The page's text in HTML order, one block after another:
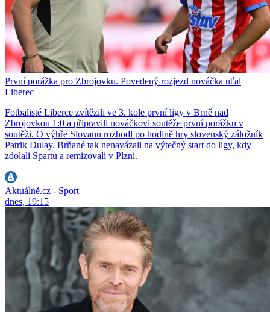
První porážka pro Zbrojovku. Povedený rozjezd nováčka uťal
Liberec
Fotbalisté Liberce zvítězili ve 3. kole první ligy v Brně nad
Zbrojovkou 1:0 a připravili nováčkovi soutěže první porážku v
soutěži. O výhře Slovanu rozhodl po hodině hry slovenský záložník
Patrik Dulay. Brňané tak nenavázali na výtečný start do ligy, kdy
zdolali Spartu a remizovali v Plzni.
Aktuálně.cz - Sport
dnes, 19:15